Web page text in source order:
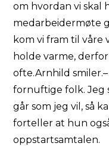
om hvordan vi skal
medarbeidermøte
kom vi fram til våre
holde varme,
ofte.Arnhild
fornuftige folk. Jeg
går som jeg vil, så
forteller at hun
oppstartsamtalen.